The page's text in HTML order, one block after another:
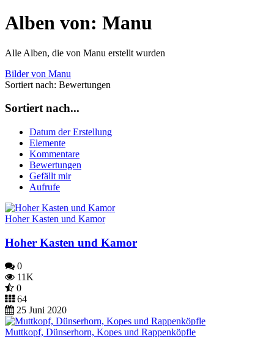
Alben von: Manu
Alle Alben, die von Manu erstellt wurden
Bilder von Manu
Sortiert nach: Bewertungen
Sortiert nach...
Datum der Erstellung
Elemente
Kommentare
Bewertungen
Gefällt mir
Aufrufe
Hoher Kasten und Kamor
Hoher Kasten und Kamor
0
11K
0
64
25 Juni 2020
Muttkopf, Dünserhorn, Kopes und Rappenköpfle